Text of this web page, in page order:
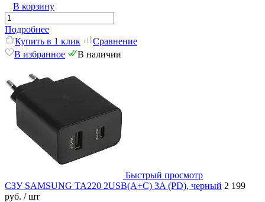
В корзину
Подробнее
Купить в 1 клик
Сравнение
В избранное
В наличии
Быстрый просмотр
СЗУ SAMSUNG TA220 2USB(A+C) 3A (PD), черный 2 199
руб. / шт